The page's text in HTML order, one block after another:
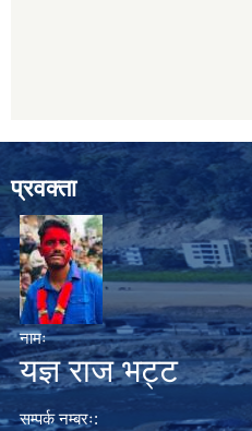
प्रवक्ता
नामः
यज्ञ राज भट्ट
सम्पर्क नम्बरः: